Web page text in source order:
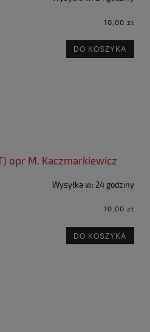
10,00 zł
DO KOSZYKA
opr M. Kaczmarkiewicz
Wysyłka w: 24 godziny
10,00 zł
DO KOSZYKA